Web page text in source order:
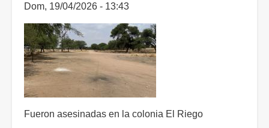
años
el
Llano
Dom, 19/04/2026 - 13:43
Fueron asesinadas en la colonia El Riego